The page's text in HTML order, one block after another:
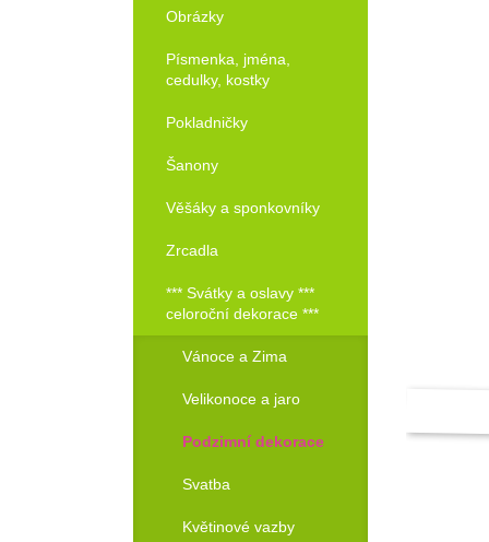
Objednat!
Obrázky
Písmenka, jména,
cedulky, kostky
Pokladničky
Šanony
Věšáky a sponkovníky
Zrcadla
*** Svátky a oslavy ***
celoroční dekorace ***
Vánoce a Zima
Velikonoce a jaro
Podzimní dekorace
Svatba
Květinové vazby